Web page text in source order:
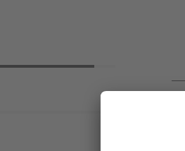
von 5 von 5 Sternen
von 4 von 5 Sternen
von 3 von 5 Sternen